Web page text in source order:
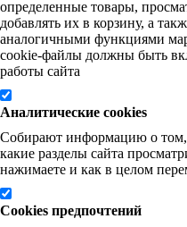
определенные товары,
добавлять их в корзину, а
аналогичными функциями
cookie-файлы должны быть
работы сайта
Аналитические cookies
Собирают информацию о том,
какие разделы сайта
нажимаете и как в целом
Cookies предпочтений